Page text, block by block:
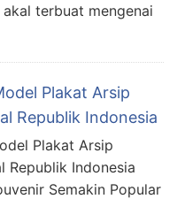
terbuat mengenai
Plakat Arsip
Republik Indonesia
Plakat Arsip
Republik Indonesia
Semakin Popular